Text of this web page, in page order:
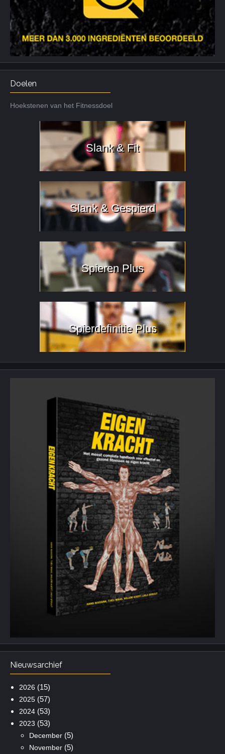
Doelen
Hoekstenen van het Fitnessdoel
Slank & Fit
Slank & Gespierd
Spieren Plus
Spierdefinitie Plus
Nieuwsarchief
2026 (15)
2025(57)
2024(53)
2023 (53)
December(5)
November(5)